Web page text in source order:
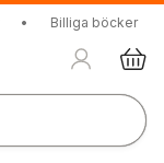
• Billiga böcker